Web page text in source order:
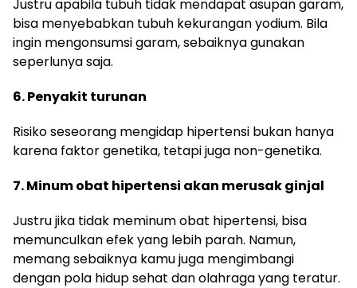
Justru apabila tubuh tidak mendapat asupan garam,
bisa menyebabkan tubuh kekurangan yodium. Bila
ingin mengonsumsi garam, sebaiknya gunakan
seperlunya saja.
6. Penyakit turunan
Risiko seseorang mengidap hipertensi bukan hanya
karena faktor genetika, tetapi juga non-genetika.
7. Minum obat hipertensi akan merusak ginjal
Justru jika tidak meminum obat hipertensi, bisa
memunculkan efek yang lebih parah. Namun,
memang sebaiknya kamu juga mengimbangi
dengan pola hidup sehat dan olahraga yang teratur.